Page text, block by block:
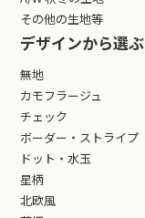
その他の生地等
デザインから選ぶ
無地
カモフラージュ
チェック
ボーダー・ストライプ
ドット・水玉
星柄
北欧風